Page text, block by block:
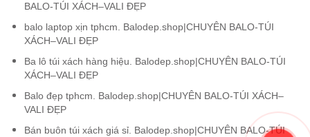
BALO-TÚI XÁCH–VALI ĐẸP
balo laptop xịn tphcm. Balodep.shop|CHUYÊN BALO-TÚI
XÁCH–VALI ĐẸP
Ba lô túi xách hàng hiệu. Balodep.shop|CHUYÊN BALO-TÚI
XÁCH–VALI ĐẸP
Balo đẹp tphcm. Balodep.shop|CHUYÊN BALO-TÚI XÁCH–
VALI ĐẸP
Bán buôn túi xách giá sỉ. Balodep.shop|CHUYÊN BALO-TÚI